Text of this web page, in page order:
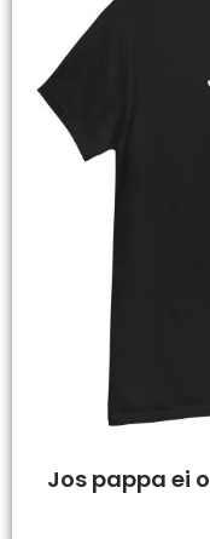
Jos pappa ei